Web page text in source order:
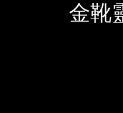
金靴